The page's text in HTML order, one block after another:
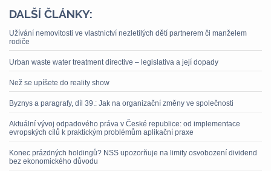
DALŠÍ ČLÁNKY:
Užívání nemovitosti ve vlastnictví nezletilých dětí partnerem či manželem
rodiče
Urban waste water treatment directive – legislativa a její dopady
Než se upíšete do reality show
Byznys a paragrafy, díl 39.: Jak na organizační změny ve společnosti
Aktuální vývoj odpadového práva v České republice: od implementace
evropských cílů k praktickým problémům aplikační praxe
Konec prázdných holdingů? NSS upozorňuje na limity osvobození dividend
bez ekonomického důvodu